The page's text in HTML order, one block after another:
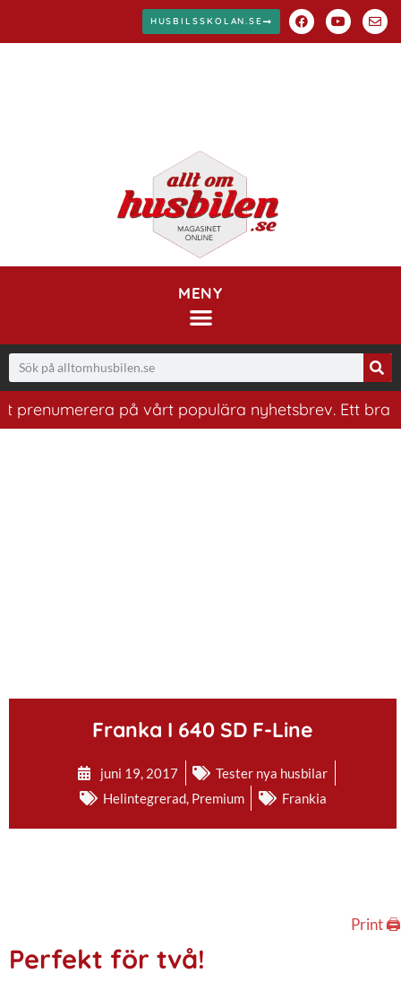
HUSBILSSKOLAN.SE
MENY
på vårt populära nyhetsbrev. Ett bra sätt
Franka I 640 SD F-Line
juni 19, 2017
Tester nya husbilar
Helintegrerad, Premium Frankia
Print 🖨
Perfekt för två!